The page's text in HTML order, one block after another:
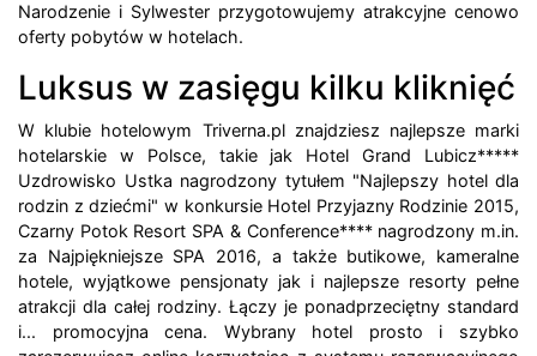
Narodzenie i Sylwester przygotowujemy atrakcyjne cenowo
oferty pobytów w hotelach.
Luksus w zasięgu kilku kliknięć
W klubie hotelowym Triverna.pl znajdziesz najlepsze marki
hotelarskie w Polsce, takie jak Hotel Grand Lubicz*****
Uzdrowisko Ustka nagrodzony tytułem "Najlepszy hotel dla
rodzin z dziećmi" w konkursie Hotel Przyjazny Rodzinie 2015,
Czarny Potok Resort SPA & Conference**** nagrodzony m.in.
za Najpiękniejsze SPA 2016, a także butikowe, kameralne
hotele, wyjątkowe pensjonaty jak i najlepsze resorty pełne
atrakcji dla całej rodziny. Łączy je ponadprzeciętny standard
i... promocyjna cena. Wybrany hotel prosto i szybko